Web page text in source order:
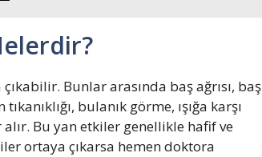
Bunlar arasında baş ağrısı, baş
bulanık görme, ışığa karşı
Bu yan etkiler genellikle hafif ve
ortaya çıkarsa hemen doktora